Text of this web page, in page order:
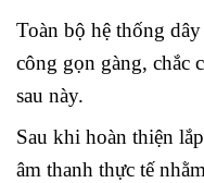
Toàn bộ hệ thống
công gọn gàng, chắc
sau này.
Sau khi hoàn thiện
âm thanh thực tế